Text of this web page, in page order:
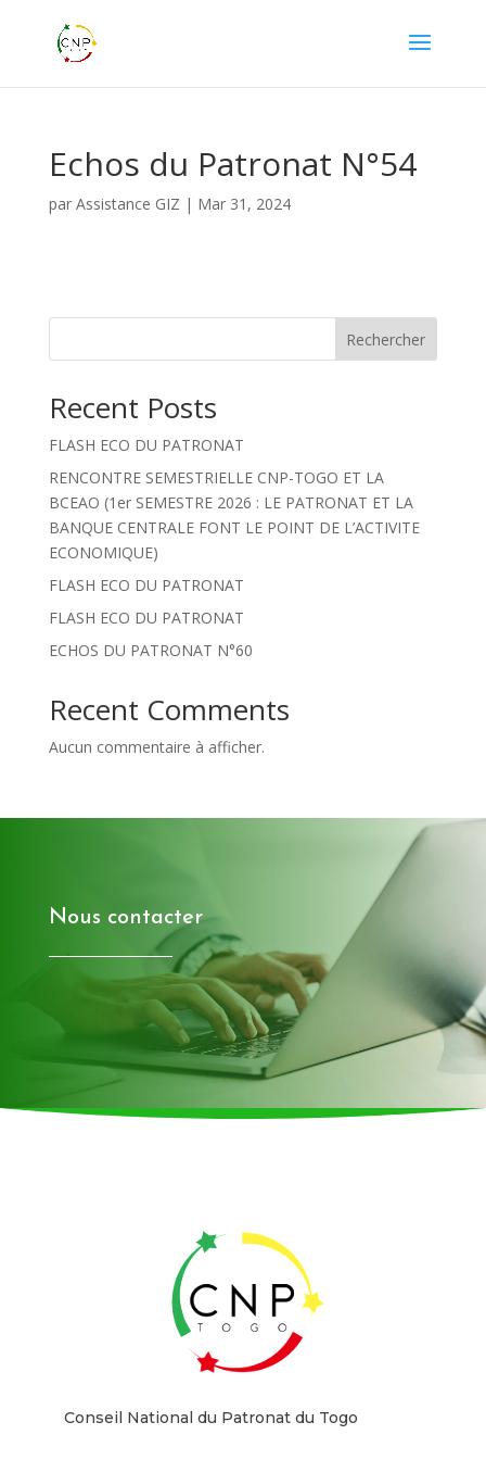
Echos du Patronat N°54
par Assistance GIZ | Mar 31, 2024
Rechercher
Recent Posts
FLASH ECO DU PATRONAT
RENCONTRE SEMESTRIELLE CNP-TOGO ET LA
BCEAO (1er SEMESTRE 2026 : LE PATRONAT ET LA
BANQUE CENTRALE FONT LE POINT DE L’ACTIVITE
ECONOMIQUE)
FLASH ECO DU PATRONAT
FLASH ECO DU PATRONAT
ECHOS DU PATRONAT N°60
Recent Comments
Aucun commentaire à afficher.
Nous contacter
Conseil National du Patronat du Togo